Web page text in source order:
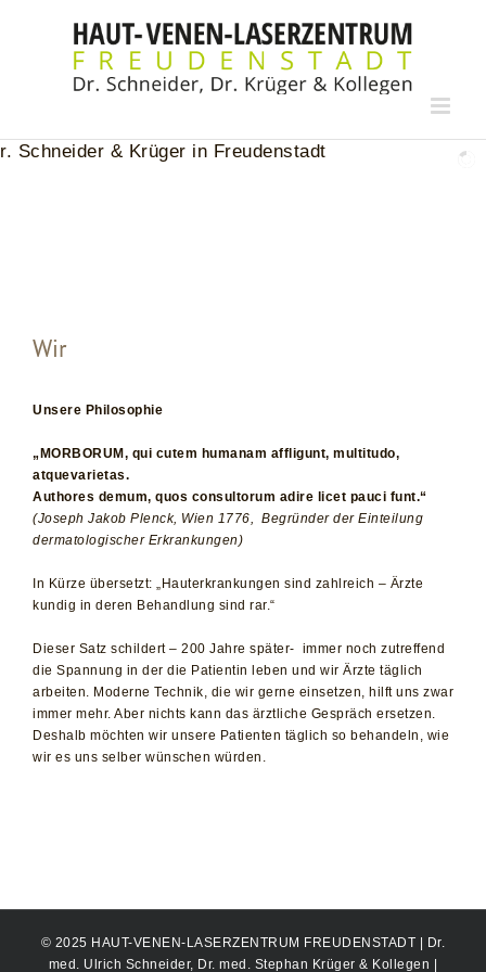
Wir
Unsere Philosophie
„MORBORUM, qui cutem humanam affligunt, multitudo,
atquevarietas.
Authores demum, quos consultorum adire licet pauci funt.“
(Joseph Jakob Plenck, Wien 1776, Begründer der Einteilung
dermatologischer Erkrankungen)
In Kürze übersetzt: „Hauterkrankungen sind zahlreich – Ärzte
kundig in deren Behandlung sind rar.“
Dieser Satz schildert – 200 Jahre später- immer noch zutreffend
die Spannung in der die Patientin leben und wir Ärzte täglich
arbeiten. Moderne Technik, die wir gerne einsetzen, hilft uns zwar
immer mehr. Aber nichts kann das ärztliche Gespräch ersetzen.
Deshalb möchten wir unsere Patienten täglich so behandeln, wie
wir es uns selber wünschen würden.
© 2025 HAUT-VENEN-LASERZENTRUM FREUDENSTADT | Dr.
med. Ulrich Schneider, Dr. med. Stephan Krüger & Kollegen |